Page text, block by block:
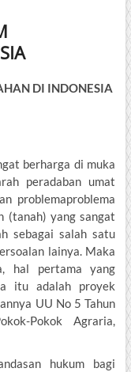
t
DI INDONESIA
berharga di muka
peradaban umat
problemaproblema
(tanah) yang sangat
sebagai salah satu
lainya. Maka
hal pertama yang
itu adalah proyek
UU No 5 Tahun
Pokok Agraria,
hukum bagi